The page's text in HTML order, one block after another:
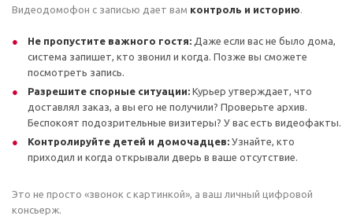
Видеодомофон с записью дает вам контроль и историю
Не пропустите важного гостя: Даже если вас не было дома,
система запишет, кто звонил и когда. Позже вы сможете
посмотреть запись.
Разрешите спорные ситуации: Курьер утверждает, что
доставлял заказ, а вы его не получили? Проверьте архив.
Беспокоят подозрительные визитеры? У вас есть видеофакты.
Контролируйте детей и домочадцев: Узнайте, кто
приходил и когда открывали дверь в ваше отсутствие.
Это не просто «звонок с картинкой», а ваш личный цифровой
консьерж.